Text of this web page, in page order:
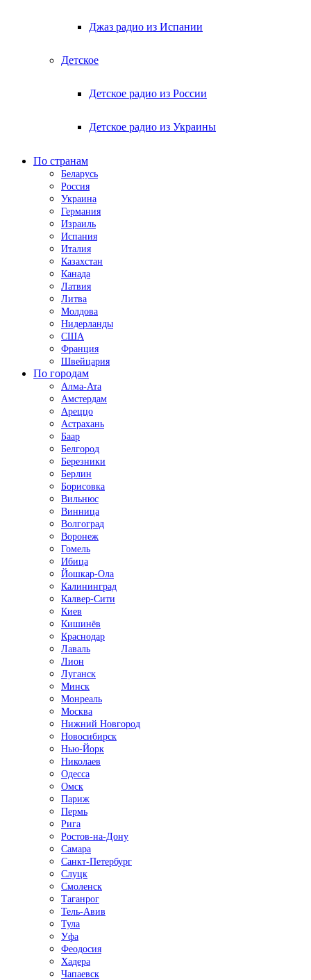
Джаз радио из Испании
Детское
Детское радио из России
Детское радио из Украины
По странам
Беларусь
Россия
Украина
Германия
Израиль
Испания
Италия
Казахстан
Канада
Латвия
Литва
Молдова
Нидерланды
США
Франция
Швейцария
По городам
Алма-Ата
Амстердам
Ареццо
Астрахань
Баар
Белгород
Березники
Берлин
Борисовка
Вильнюс
Винница
Волгоград
Воронеж
Гомель
Ибица
Йошкар-Ола
Калининград
Калвер-Сити
Киев
Кишинёв
Краснодар
Лаваль
Лион
Луганск
Минск
Монреаль
Москва
Нижний Новгород
Новосибирск
Нью-Йорк
Николаев
Одесса
Омск
Париж
Пермь
Рига
Ростов-на-Дону
Самара
Санкт-Петербург
Слуцк
Смоленск
Таганрог
Тель-Авив
Тула
Уфа
Феодосия
Хадера
Чапаевск